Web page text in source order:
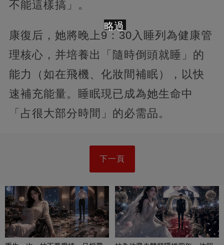
不能這樣搞」。
康復后，她將晚上9：30入睡列為健康管
理核心，并培養出「隨時倒頭就睡」的
能力（如在飛機、化妝間補眠），以快
速補充能量。睡眠現已成為她生命中
「占很大部分時間」的必需品。
下一頁
略過